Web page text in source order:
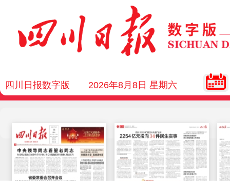
四川日报数字版 2026年8月8日 星期六